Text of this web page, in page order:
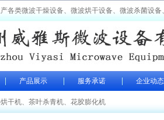
各类微波干燥设备、微波烘干设备、微波杀菌设
产品展示 服务承诺 企业动态
干机、 茶叶杀青机、 花胶膨化机